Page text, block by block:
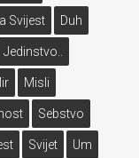
Svijest Duh
Jedinstvo..
Misli
Sebstvo
Svijet Um